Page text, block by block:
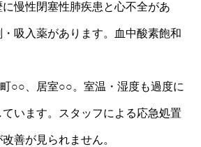
慢性閉塞性肺疾患と心不全があ
吸入薬があります。血中酸素飽和
○○、居室○○。室温・湿度も過度に
います。スタッフによる応急処置
善が見られません。